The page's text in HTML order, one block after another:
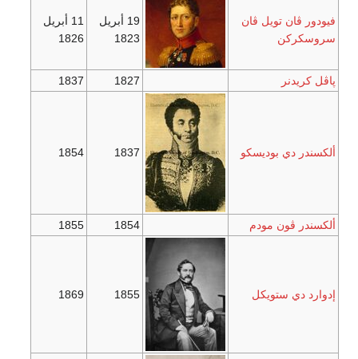
فيودور ڤان تويل ڤان
سروسكركن
19 أبريل
1823
11 أبريل
1826
پاڤل كريدنر 1827
1837
ألكسندر دي بوديسكو 1837
1854
ألكسندر ڤون مودم 1854
1855
إدوارد دي ستويكل 1855
1869